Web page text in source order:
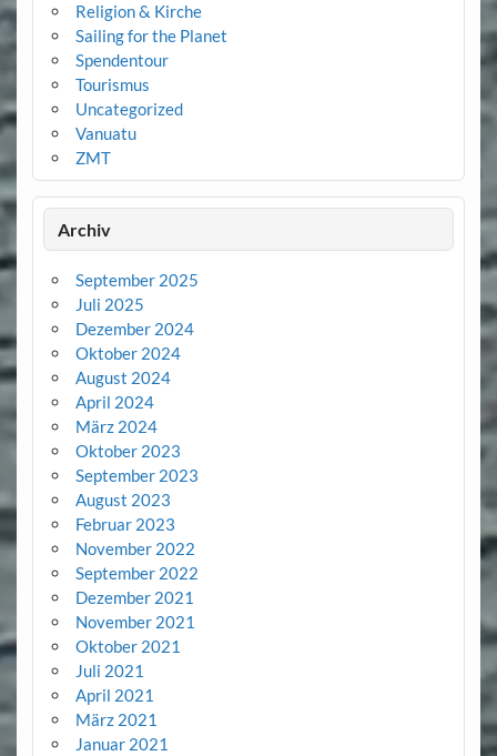
Religion & Kirche
Sailing for the Planet
Spendentour
Tourismus
Uncategorized
Vanuatu
ZMT
Archiv
September 2025
Juli 2025
Dezember 2024
Oktober 2024
August 2024
April 2024
März 2024
Oktober 2023
September 2023
August 2023
Februar 2023
November 2022
September 2022
Dezember 2021
November 2021
Oktober 2021
Juli 2021
April 2021
März 2021
Januar 2021